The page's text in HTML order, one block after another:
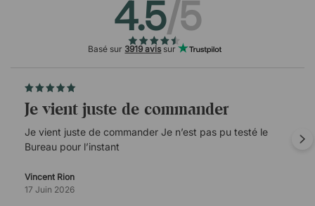
4.5/5
Basé sur 3919 avis sur
Je vient juste de commander
Je vient juste de commander Je n’est pas pu testé le
Bureau pour l’instant
Vincent Rion
17 Juin 2026